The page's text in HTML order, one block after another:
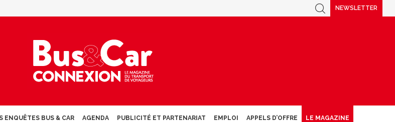
NEWSLETTER
ENQUÊTES BUS & CAR AGENDA PUBLICITÉ ET PARTENARIAT EMPLOI APPELS D’OFFRE LE MAGAZINE